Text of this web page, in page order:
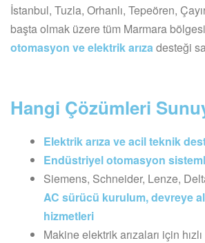
İstanbul, Tuzla, Orhanlı, Tepeören,
başta olmak üzere tüm Marmara
otomasyon ve elektrik arızadesteği
Hangi Çözümleri
Elektrik arıza ve acil teknik
Endüstriyel otomasyon
Siemens, Schneider, Lenze,
AC sürücü kurulum, devreye
hizmetleri
Makine elektrik arızaları için